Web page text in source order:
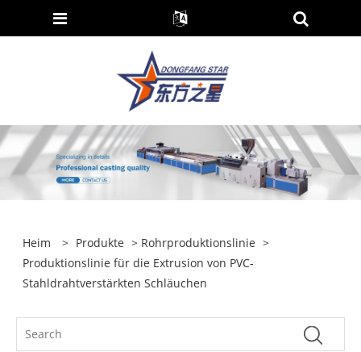
Heim > Produkte > Rohrproduktionslinie >
Produktionslinie für die Extrusion von PVC-
Stahldrahtverstärkten Schläuchen